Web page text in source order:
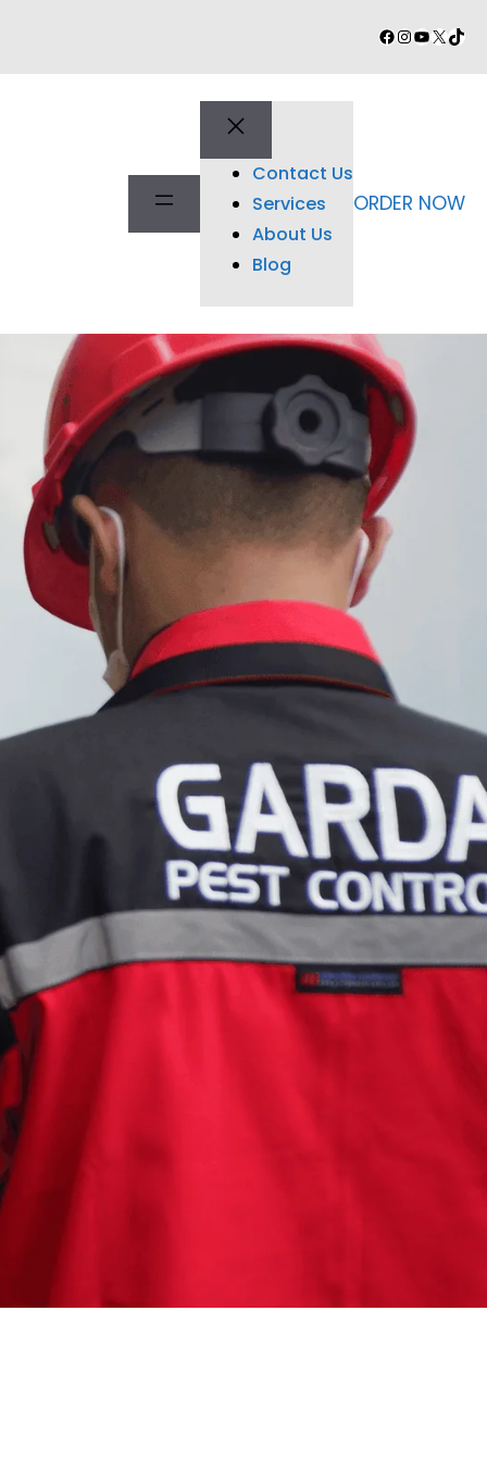
Facebook
Instagram
YouTube
X
Contact Us
Services
About Us
Blog
ORDER NOW